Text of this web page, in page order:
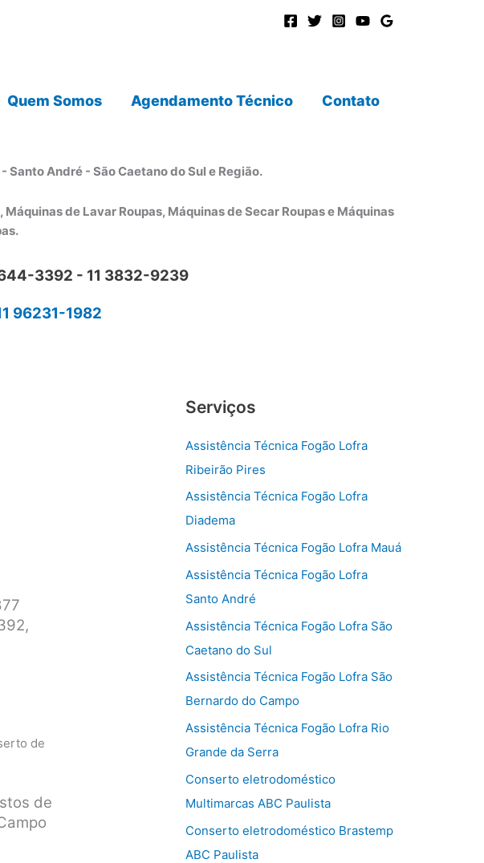
Quem Somos Agendamento Técnico Contato
André - São Caetano do Sul e Região.
de Lavar Roupas, Máquinas de Secar Roupas e Máquinas
3392 - 11 3832-9239
96231-1982
de
de
Serviços
Assistência Técnica Fogão Lofra
Ribeirão Pires
Assistência Técnica Fogão Lofra
Diadema
Assistência Técnica Fogão Lofra Mauá
Assistência Técnica Fogão Lofra
Santo André
Assistência Técnica Fogão Lofra São
Caetano do Sul
Assistência Técnica Fogão Lofra São
Bernardo do Campo
Assistência Técnica Fogão Lofra Rio
Grande da Serra
Conserto eletrodoméstico
Multimarcas ABC Paulista
Conserto eletrodoméstico Brastemp
ABC Paulista